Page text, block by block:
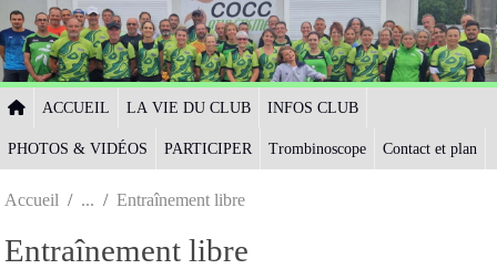
ACCUEIL LA VIE DU CLUB INFOS CLUB
PHOTOS & VIDÉOS PARTICIPER Trombinoscope Contact et plan
Accueil Entraînement libre
Entraînement libre
Panneau de gestion des cookies